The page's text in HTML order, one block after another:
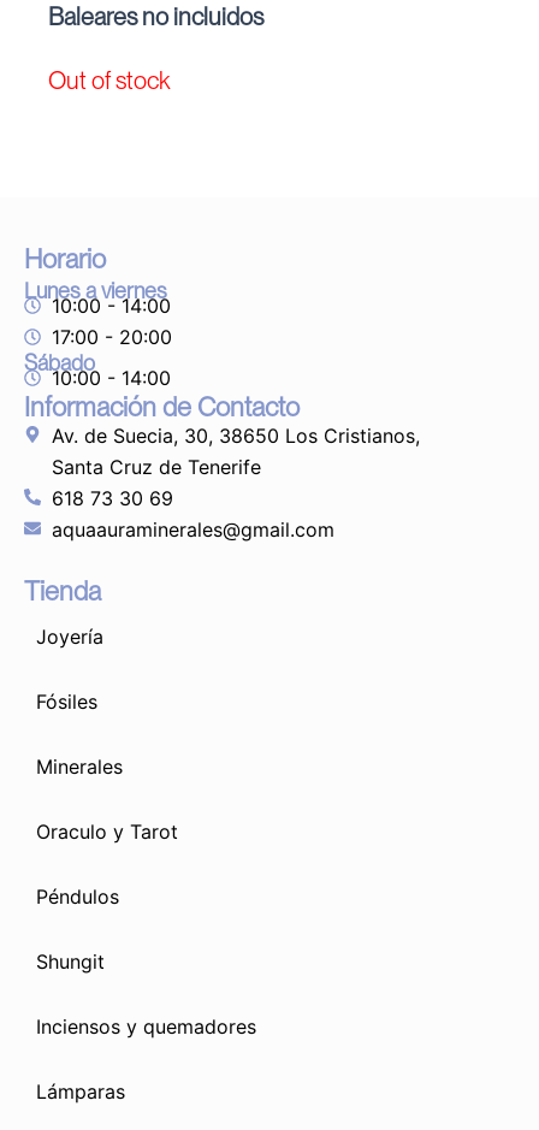
Baleares no incluidos
Out of stock
Horario
Lunes a viernes
10:00 - 14:00
17:00 - 20:00
Sábado
10:00 - 14:00
Información de Contacto
Av. de Suecia, 30, 38650 Los Cristianos,
Santa Cruz de Tenerife
618 73 30 69
aquaauraminerales@gmail.com
Tienda
Joyería
Fósiles
Minerales
Oraculo y Tarot
Péndulos
Shungit
Inciensos y quemadores
Lámparas